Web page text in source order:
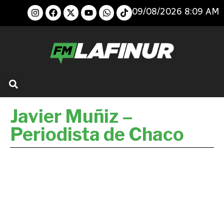
09/08/2026 8:09 AM
Javier Muñiz –
Periodista de Chaco